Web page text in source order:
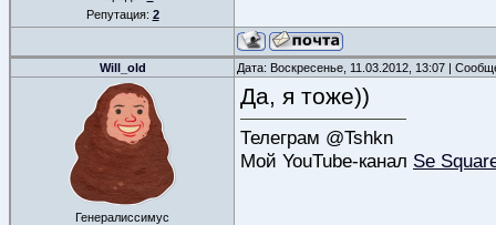
Репутация: 2
Will_old Дата: Воскресенье, 11.03.2012, 13:07 |
Генералиссимус
Да, я тоже))
Телеграм @Tshkn
Мой YouTube-канал Se